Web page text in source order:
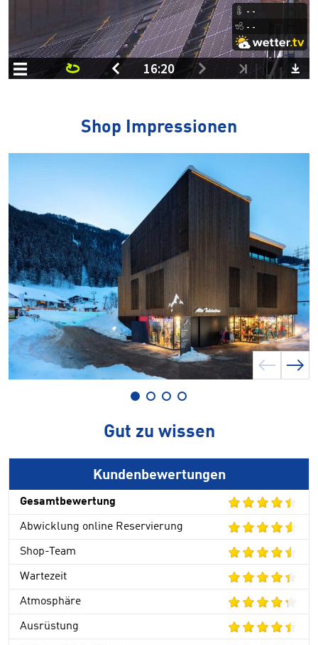
Shop Impressionen
Gut zu wissen
Kundenbewertungen
Gesamtbewertung
Abwicklung online Reservierung
Shop-Team
Wartezeit
Atmosphäre
Ausrüstung